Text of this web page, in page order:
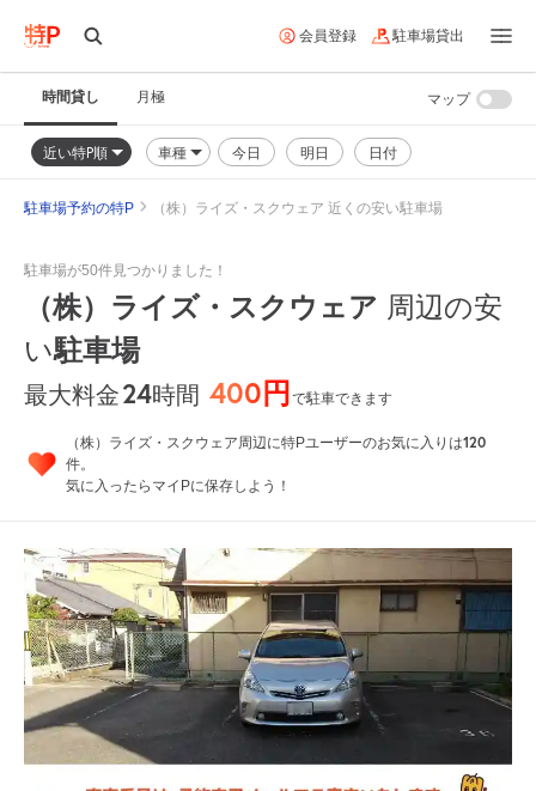
会員登録 駐車場貸出
時間貸し 月極
近い特P順 車種 今日 明日 日付
マップ
駐車場予約の特P （株）ライズ・スクウェア 近くの安い駐車場
駐車場が50件見つかりました！
（株）ライズ・スクウェア 周辺の安
い駐車場
最大料金24時間 400円で駐車できます
（株）ライズ・スクウェア周辺に特Pユーザーのお気に入りは120
件。
気に入ったらマイPに保存しよう！